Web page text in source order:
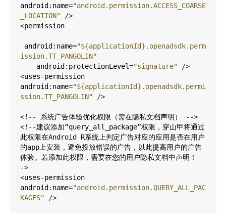
android : name="android.permission.ACCESS_COARSE
_LOCATION"
/>
<permission
android : name="${applicationId}.openadsdk.perm
ission.TT_PANGOLIN"
android : protectionLevel="signature"
/>
<uses-permission
android : name="${applicationId}.openadsdk.permi
ssion.TT_PANGOLIN"
/>
<!-- 系统广告体验优化权限（需在隐私文档声明）
-->
<!--建议添加“query_all_package”权限，穿山甲将通过
此权限在Android
R系统上判定广告对应的应用是否在用户
的app上安装，避免投放错误的广告，以此提高用户的广告
体验。若添加此权限，需要在您的用户隐私文档中声明！
-
->
<uses-permission
android : name="android.permission.QUERY_ALL_PAC
KAGES"
/>